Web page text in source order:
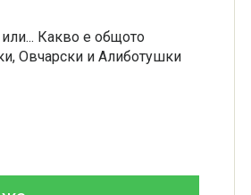
Какво е общото
Овчарски и Алиботушки